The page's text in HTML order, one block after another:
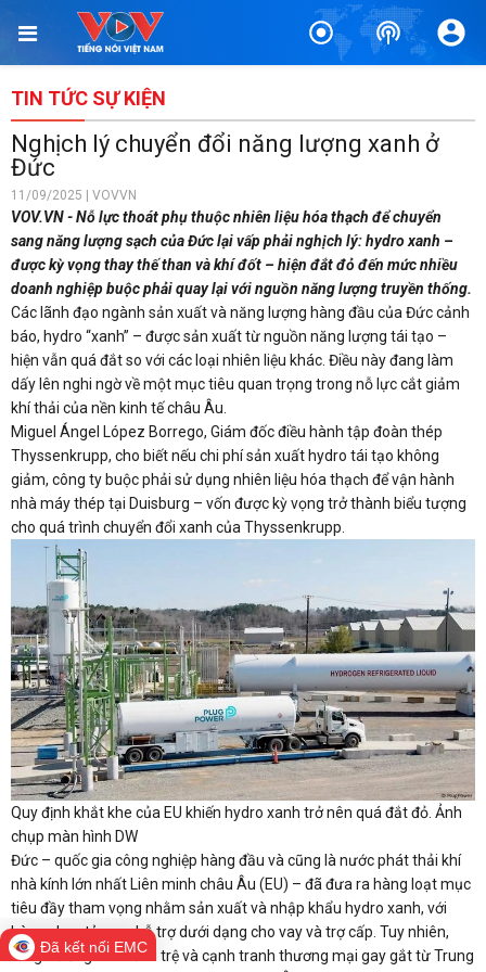
TIN TỨC SỰ KIỆN
Nghịch lý chuyển đổi năng lượng xanh ở
Đức
11/09/2025 | VOVVN
VOV.VN - Nỗ lực thoát phụ thuộc nhiên liệu hóa thạch để chuyển
sang năng lượng sạch của Đức lại vấp phải nghịch lý: hydro xanh –
được kỳ vọng thay thế than và khí đốt – hiện đắt đỏ đến mức nhiều
doanh nghiệp buộc phải quay lại với nguồn năng lượng truyền thống.
Các lãnh đạo ngành sản xuất và năng lượng hàng đầu của Đức cảnh
báo, hydro “xanh” – được sản xuất từ nguồn năng lượng tái tạo –
hiện vẫn quá đắt so với các loại nhiên liệu khác. Điều này đang làm
dấy lên nghi ngờ về một mục tiêu quan trọng trong nỗ lực cắt giảm
khí thải của nền kinh tế châu Âu.
Miguel Ángel López Borrego, Giám đốc điều hành tập đoàn thép
Thyssenkrupp, cho biết nếu chi phí sản xuất hydro tái tạo không
giảm, công ty buộc phải sử dụng nhiên liệu hóa thạch để vận hành
nhà máy thép tại Duisburg – vốn được kỳ vọng trở thành biểu tượng
cho quá trình chuyển đổi xanh của Thyssenkrupp.
Quy định khắt khe của EU khiến hydro xanh trở nên quá đắt đỏ. Ảnh
chụp màn hình DW
Đức – quốc gia công nghiệp hàng đầu và cũng là nước phát thải khí
nhà kính lớn nhất Liên minh châu Âu (EU) – đã đưa ra hàng loạt mục
tiêu đầy tham vọng nhằm sản xuất và nhập khẩu hydro xanh, với
hàng chục tỷ euro hỗ trợ dưới dạng cho vay và trợ cấp. Tuy nhiên,
tăng trưởng kinh tế trì trệ và cạnh tranh thương mại gay gắt từ Trung
Đã kết nối EMC